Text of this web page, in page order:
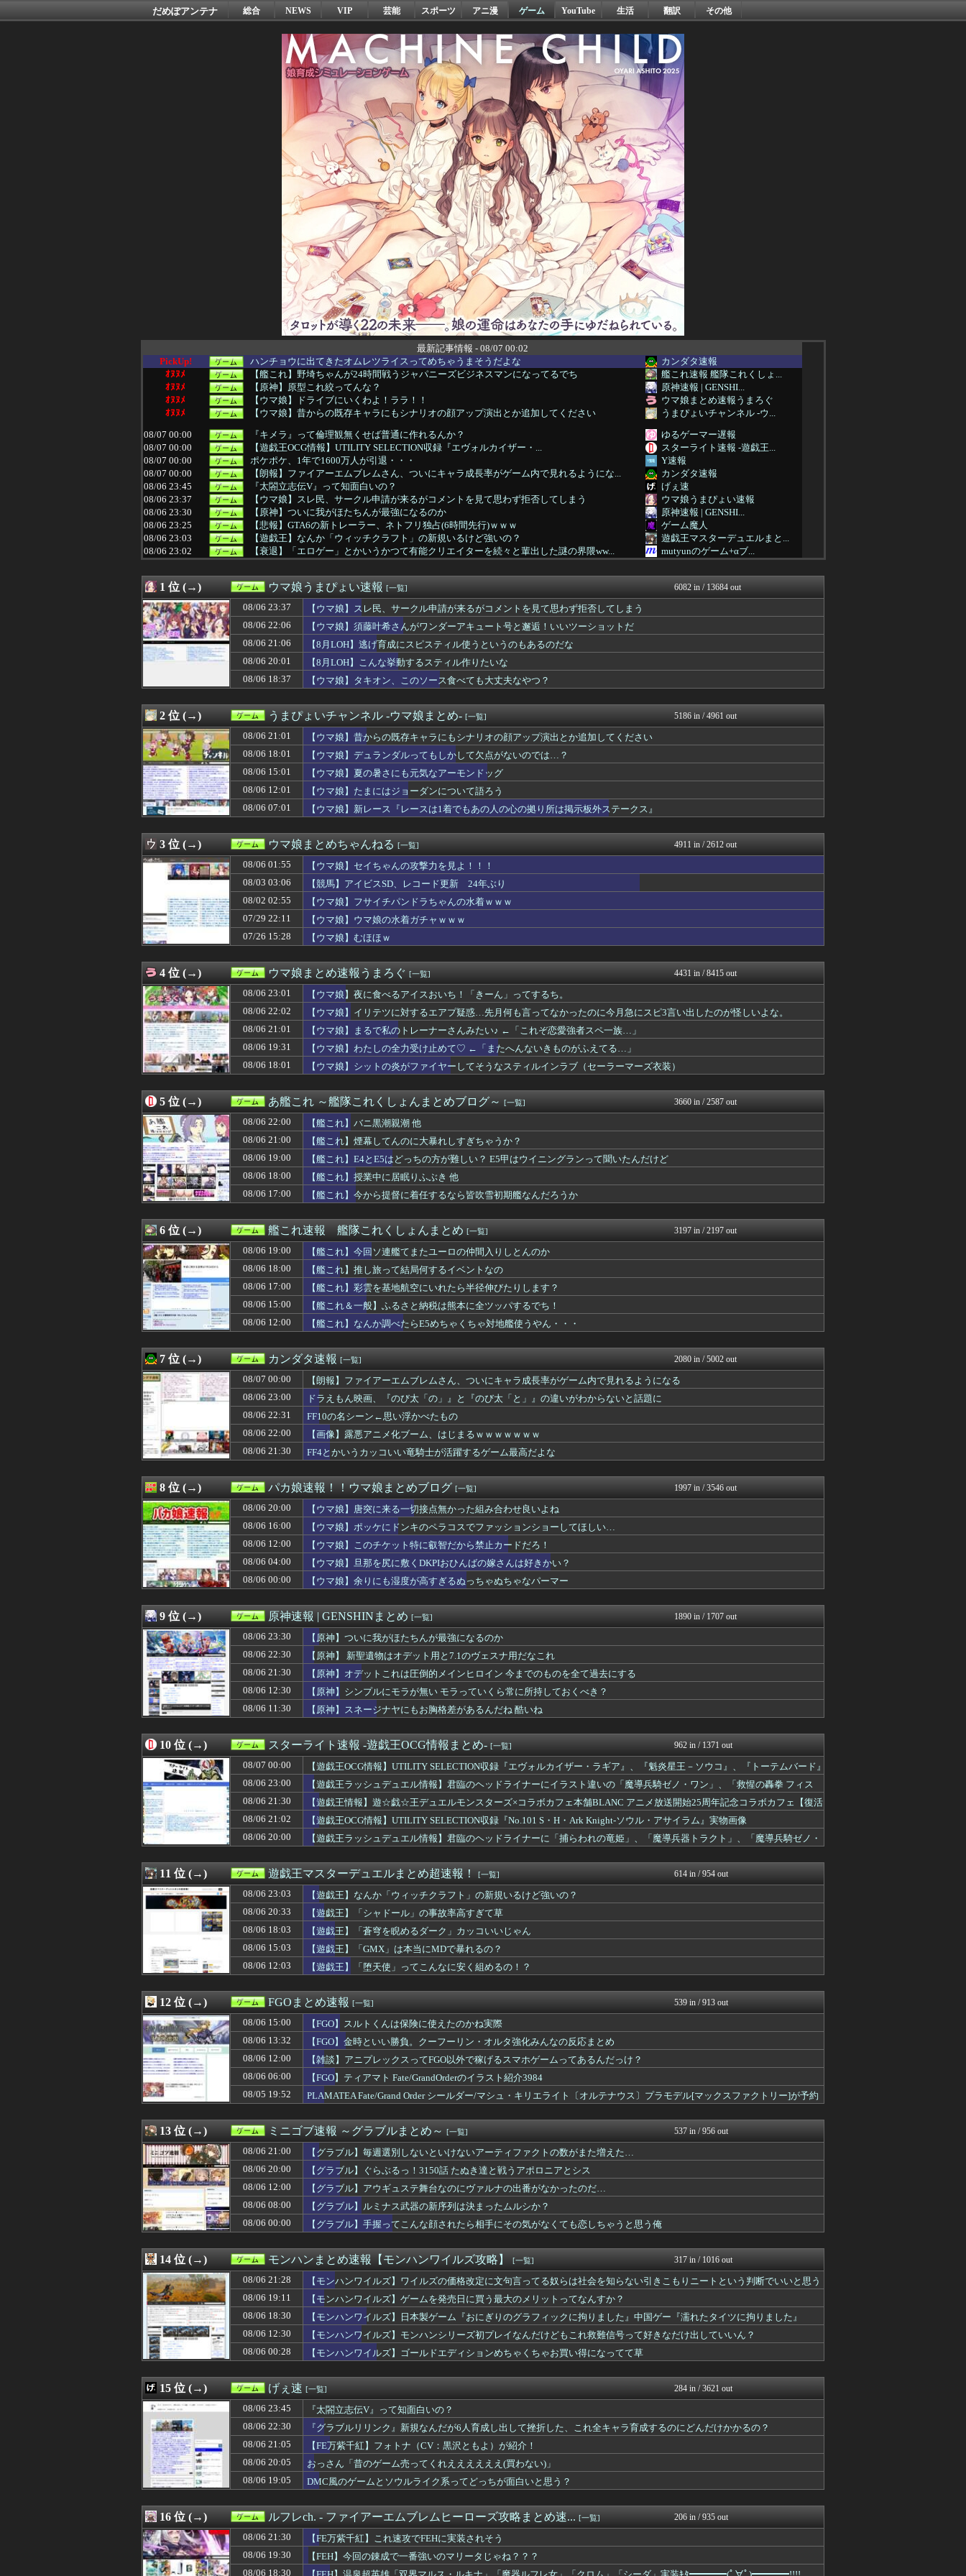
だめぽアンテナ 総合 NEWS VIP 芸能 スポーツ アニ漫 ゲーム YouTube 生活 翻訳 その他
最新記事情報 - 08/07 00:02
PickUp!
ハンチョウに出てきたオムレツライスってめちゃうまそうだよな
カンダタ速報
ｵﾇﾇﾒ
【艦これ】野埼ちゃんが24時間戦うジャパニーズビジネスマンになってるでち
艦これ速報 艦隊これくしょ...
ｵﾇﾇﾒ
【原神】原型これ絞ってんな？
原神速報 | GENSHI...
ｵﾇﾇﾒ
【ウマ娘】ドライブにいくわよ！ララ！！
ウマ娘まとめ速報うまろぐ
ｵﾇﾇﾒ
【ウマ娘】昔からの既存キャラにもシナリオの顔アップ演出とか追加してください
うまぴょいチャンネル -ウ...
08/07 00:00
『キメラ』って倫理観無くせば普通に作れるんか？
ゆるゲーマー遅報
08/07 00:00
【遊戯王OCG情報】UTILITY SELECTION収録『エヴォルカイザー・...
スターライト速報 -遊戯王...
08/07 00:00
ポケポケ、1年で1600万人が引退・・・
Y速報
08/07 00:00
【朗報】ファイアーエムブレムさん、ついにキャラ成長率がゲーム内で見れるようにな...
カンダタ速報
08/06 23:45
『太閤立志伝V』って知面白いの？
げぇ速
08/06 23:37
【ウマ娘】スレ民、サークル申請が来るがコメントを見て思わず拒否してしまう
ウマ娘うまぴょい速報
08/06 23:30
【原神】ついに我がほたちんが最強になるのか
原神速報 | GENSHI...
08/06 23:25
【悲報】GTA6の新トレーラー、ネトフリ独占(6時間先行)ｗｗｗ
ゲーム魔人
08/06 23:03
【遊戯王】なんか「ウィッチクラフト」の新規いるけど強いの？
遊戯王マスターデュエルまと...
08/06 23:02
【衰退】「エロゲー」とかいうかつて有能クリエイターを続々と輩出した謎の界隈ww...
mutyunのゲーム+αブ...
08/06 23:00
『古き良きRPG』にありがちな事
ゆるゲーマー遅報
08/06 23:00
【城プロ】(夏江戸を見ながら)
城プロRE速報 -城プロR...
08/06 23:00
グリーンのラッタ死亡説が本当にそうなのかで揉める話題になってるのを知って驚いて...
08/06 23:00
【画像】同級生「迷彩服って効果ないだろ」 それではこちらをごらんください
Y速報
08/06 23:00
【遊戯王ラッシュデュエル情報】君臨のヘッドライナーにイラスト違いの「魔導兵騎ゼ...
08/06 23:00
ドラえもん映画、『のび太「の」』と『のび太「と」』の違いがわからないと話題に
08/06 22:31
FF10の名シーン←思い浮かべたもの
カンダタ速報
『グラブルリリンク』新規なんだが6人育成し出して挫折した、これ全キャラ育成する...
げぇ速
【原神】 新聖遺物はオデット用と7.1のヴェスナ用だなこれ
08/06 22:08
【ウマ娘】あれ？トレーナーを襲わないウマ娘が一人もいなくない？
ウマ娘まとめ超速報！
08/06 22:07
【スト6】竹内ジョン選手「どう考えても調整の時期がおかしい。大会の真っただ中に...
チゲ速
08/06 22:06
【ウマ娘】須藤叶希さんがワンダーアキュート号と邂逅！いいツーショットだ
08/06 22:02
【ウマ娘】イリテツに対するエアプ疑惑…先月何も言ってなかったのに今月急にスピ3...
ウマ娘まとめ速報うまろぐ
08/06 22:02
抽選に当たったのでSwitch 2買ったけど一切使ってない。ワイだけ？
08/06 22:00
【艦これ】バニ黒潮親潮 他
08/06 22:00
『スマートウォッチ』って言うほど必要か？
ゆるゲーマー遅報
08/06 22:00
ファイアーエムブレム 万紫千紅さん、白人の美少女を出してしまうwww
Y速報
08/06 22:00
『ドラゴンボール』最近気付いたけどベジータ一家全員野菜の名前なんだな…
08/06 21:45
エアギアって再アニメ化したら良さそうじゃない？ ちゃんとエロさとか大暮のセンス...
ゲーム魔人
08/06 21:30
【FE万紫千紅】これ速攻でFEHに実装されそう
ルフレch. - ファイア...
08/06 21:30
【遊戯王情報】遊☆戯☆王デュエルモンスターズ×コラボカフェ本舗BLANC アニ...
08/06 21:30
【原神】オデットこれは圧倒的メインヒロイン 今までのものを全て過去にする
原神速報 | GENSHI...
FF4とかいうカッコいい竜騎士が活躍するゲーム最高だよな
08/06 21:28
【モンハンワイルズ】ワイルズの価格改定に文句言ってる奴らは社会を知らない引きこ...
08/06 21:06
【8月LOH】逃げ育成にスピスティル使うというのもあるのだな
ウマ娘うまぴょい速報
08/06 21:05
【FE万紫千紅】フォトナ（CV：黒沢ともよ）が紹介！
げぇ速
08/06 21:03
【FF14】寝転がりながら麻雀ができる！Switch2版、携帯麻雀機として滅茶...
08/06 21:02
【遊戯王OCG情報】UTILITY SELECTION収録『No.101 S・...
スターライト速報 -遊戯王...
08/06 21:01
【ウマ娘】昔からの既存キャラにもシナリオの顔アップ演出とか追加してください
うまぴょいチャンネル -ウ...
08/06 21:01
【ウマ娘】まるで私のトレーナーさんみたい♪ ←「これぞ恋愛強者スペ一族…」
08/06 21:00
【東方】獣人キャラの耳どうなってるの問題
2ch東方スレ観測所
08/06 21:00
ライター「Switch2、499ドルでも安い800ドル超えるかも。PS5は直近...
Y速報
08/06 21:00
【グラブル】毎週選別しないといけないアーティファクトの数がまた増えた…
08/06 21:00
【艦これ】煙幕してんのに大暴れしすぎちゃうか？
08/06 21:00
ゲオ「物理メディアが廃止されれば、ゲームはただ消費されるものになってしまう」
ゆるゲーマー遅報
08/06 21:00
大学生のキモオタはなぜエナジードリンク飲んでるアピールするんや
カンダタ速報
08/06 20:33
【遊戯王】「シャドール」の事故率高すぎて草
遊戯王マスターデュエルまと...
08/06 20:32
ゲーフリ「Beast of Reincarnationは皆様からのご意見を真摯...
mutyunのゲーム+αブ...
08/06 20:31
ちいかわ、モモンガが死ぬとかいうアホな考察
08/06 20:25
フロム以外の高難易度ゲーはやる気が出ない（皆がやってるゲームじゃないと達成感が...
ゲーム魔人
08/06 20:05
おっさん「昔のゲーム売ってくれええええええ(買わない)」
げぇ速
08/06 20:02
多根「Switch2、499ドルでも安い800ドル超えるかも。PS5は直近での...
mutyunのゲーム+αブ...
08/06 20:01
『みんなのゴルフ WORLD』制作チームがロードマップ公開、無料の新規コース・...
08/06 20:01
【8月LOH】こんな挙動するスティル作りたいな
ウマ娘うまぴょい速報
08/06 20:00
【朗報】『冥王計画ゼオライマー』さん、たった2回のスパロボ参戦で大人気ロボ作品...
08/06 20:00
【ウマ娘】唐突に来る一切接点無かった組み合わせ良いよね
08/06 20:00
『真・女神転生』そういや何が女神で転生なのか全く気にしないでプレイしてた『真・...
けおけお速報
08/06 20:00
【遊戯王ラッシュデュエル情報】君臨のヘッドライナーに「捕らわれの竜姫」、「魔導...
08/06 20:00
古き良きロールプレイングゲームにありがちな事
カンダタ速報
08/06 19:35
【ポケモンSV】改めて思うけど突然変異かってくらいメインストーリーがめちゃくち...
アルセウス速報＠ポケモンま...
08/06 19:32
メディア「Switch2版『モンハンワイルズ』はDLSS込みで最大1440p動...
08/06 19:31
【ウマ娘】わたしの全力受け止めて♡ ←「またへんないきものがふえてる…」
08/06 19:30
FE万紫千紅、アマラン8位wwwwww
Y速報
08/06 19:30
【FEH】今回の錬成で一番強いのマリータじゃね？？？
08/06 19:08
【ウマ娘】ネオユニとゼファーは作者がキャラエミュできないせいで二次創作少ない
ウマ娘まとめ超速報！
08/06 19:05
DMC風のゲームとソウルライク系ってどっちが面白いと思う？
08/06 19:05
【遊戯王ラッシュデュエル情報】君臨のヘッドライナーに「サンダービート・クラッシ...
スターライト速報 -遊戯王...
08/06 19:02
【悲報】ゲーフリ渾身のビーカネさん、賛否両論に
mutyunのゲーム+αブ...
08/06 19:00
【艦これ】今回ソ連艦てまたユーロの仲間入りしとんのか
艦これ速報 艦隊これくしょ...
08/06 19:00
『Sa・Ga2 秘宝伝説』とかいう過大評価ゲーム
08/06 19:00
【艦これ】E4とE5はどっちの方が難しい？ E5甲はウイニングランって聞いたん...
08/06 18:47
【衝撃】ちいかわの説明をするもド下手くそな私と正論な友人がコチラ・・・・・
スマブラ屋さん | スマブ...
08/06 18:45
スクエニ、「令和8年熊本地震」への支援として、義援金3000万円の寄付を発表。...
08/06 18:37
【ウマ娘】タキオン、このソース食べても大丈夫なやつ？
ウマ娘うまぴょい速報
08/06 18:30
【ウマ娘】嫁さんという言葉が似合うウマ娘
08/06 18:30
【FEH】温泉超英雄「双界マルス・ルキナ」「魔器ルフレ女」「クロム」「シーダ」...
08/06 18:30
【モンハンワイルズ】日本製ゲーム『おにぎりのグラフィックに拘りました』中国ゲー...
08/06 18:28
【FF14】8月7日に「Switch2版でコンテンツ内でデータロードに時間を要...
馬鳥速報
08/06 18:05
【朗報】ファイアーエムブレム、ついにキャラ成長率がゲーム内で見れるようになる
08/06 18:03
【遊戯王】「蒼穹を睨めるダーク」カッコいいじゃん
08/06 18:01
【ウマ娘】デュランダルってもしかして欠点がないのでは…？
うまぴょいチャンネル -ウ...
08/06 18:01
サイコロジカル・サバイバルホラー『ザ・ナイン・チャーネル ー第九納骨室ー』PS...
PlaySphere | ...
08/06 18:00
『みんなのGOLF WORLD』、改善に向けてアプデ計画公表
ゆるゲーマー遅報
08/06 18:00
賛否両論の『みんなのGOLF WORLD』、改善に向けてアプデ計画公表
Y速報
08/06 18:00
【艦これ】授業中に居眠りふぶき 他
08/06 18:00
【艦これ】推し旅って結局何するイベントなの
08/06 18:00
東方文化帖
2ch東方スレ観測所
08/06 17:17
【FF14】朗報！暗転演出で難しいと言われていたSwitch2版のWoL討滅戦...
08/06 17:11
【遊戯王OCG情報】UTILITY SELECTION収録『海晶乙女コーラルア...
08/06 17:05
【ウマ娘】LA公演ツアー、キャンセルが出たので２次募集開始！サンタアニタパーク...
ウマ娘うまぴょい速報
08/06 17:05
『メガガブリアス』って何が強いんや・・・？
げぇ速
08/06 17:00
【艦これ】彩雲を基地航空にいれたら半径伸びたりします？
艦これ速報 艦隊これくしょ...
08/06 16:47
【速報】堂本光一さん、左目のコンタクトが曇ってしまったため急遽ステージ上で洗う...
スマブラ屋さん | スマブ...
08/06 16:45
【画像】ポリコレ卒業のカプコン、スト6に可愛すぎるフィリピン人キャラ実装！
ゲーム魔人
08/06 16:31
【ウマ娘】ルラち、新人が来た時にやることは先ずパンレスだ。
ウマ娘まとめ速報うまろぐ
08/06 16:30
60年代のクラシックマシンで山道を駆け上がるヒルクライムレース『Classic...
PlaySphere | ...
08/06 16:30
モンハンワイルズSwitch2版、40fpsと判明
Y速報
08/06 16:08
【ウマ娘】新しい家族が生えてくる可能性は全然あるからな
ウマ娘まとめ超速報！
08/06 16:05
『ケムコ』とかいうRPG大量生産してる謎のメーカー
げぇ速
08/06 16:00
【悲報】『週刊少年ジャンプ』、最大発行部数653万部から急降下でついに100万...
ゆるゲーマー遅報
08/06 16:00
『ほの暮しの庭』買おうか迷ってるけどボリュームはどんなもんなんだろう？
けおけお速報
08/06 15:03
【遊戯王】「GMX」は本当にMDで暴れるの？
遊戯王マスターデュエルまと...
08/06 15:01
ダンジョン探索×店舗経営のローグライクアクションRPG続編『Moonlight...
08/06 15:01
【ウマ娘】夏の暑さにも元気なアーモンドッグ
【ウマ娘】海外トレによるライトハローさんとの最高の夜
ウマ娘まとめ速報うまろぐ
【艦これ＆一般】ふるさと納税は熊本に全ツッパするでち！
08/06 15:00
マジック・ザ・ギャザリングが日本で流行らなかった理由ってなんなの？
08/06 15:00
【FF14】新髪型「ブレイドバン」のエレゼン女性が美しすぎると話題に
08/06 15:00
【東方】怨霊にナメられてるこいしちゃん可愛いよね
2ch東方スレ観測所
08/06 14:30
【ウマ娘】ヴェルサイユリゾートファームにローズキングダムのパネルが到着
ウマ娘うまぴょい速報
08/06 14:25
【画像】ホロライブ新作ソシャゲ、またえちえち水着ガチャｗｗ
ゲーム魔人
08/06 14:00
すごいねアーティチョーク。食うところが全然ねえ…！
08/06 13:43
【まどマギ】ほむリリィも顔の上半分無かったけど、これって何かの伏線だったりする...
08/06 13:32
【FGO】金時といい勝負。クーフーリン・オルタ強化みんなの反応まとめ
FGOまとめ速報
08/06 13:31
【ウマ娘】なんとかなれーーーッ(極道入稿)
ウマ娘まとめ速報うまろぐ
08/06 13:30
究極の8bit新作シューティングゲーム 『超翼戦騎エスティーク』8/6本日リリ...
08/06 13:30
サンドパンとかいう可愛さとかっこよさを兼ね備えたやつ
アルセウス速報＠ポケモンま...
08/06 12:47
卒制で作った旧帝国ホテルですが、投稿後すぐ帝国ホテルから連絡があり・・・・・
スマブラ屋さん | スマブ...
08/06 12:30
【FE万紫千紅】今のところこのリシテアみたいなデカパイ籠手使いが一番見た目好み
ルフレch. - ファイア...
08/06 12:30
【モンハンワイルズ】モンハンシリーズ初プレイなんだけどもこれ救難信号って好きな...
モンハンまとめ速報【モンハ...
08/06 12:25
【画像】露悪アニメ化ブーム、はじまるｗｗｗ
08/06 12:19
【FF14怪談話】道中の懲罰房にいたミコッテやララフェル女性たちをヒカセンが助...
08/06 12:08
【ウマ娘】ハフバは本当にタクトちゃん来るの？
ウマ娘まとめ超速報！
08/06 12:05
【ウマ娘】田舎娘ウマ娘だべ…
ウマ娘うまぴょい速報
08/06 12:03
【遊戯王】「堕天使」ってこんなに安く組めるの！？
08/06 12:02
【遊戯王OCG】スピードロイドのサーキュラーを早く日本にください
スターライト速報 -遊戯王...
08/06 12:01
【ウマ娘】たまにはジョーダンについて語ろう
うまぴょいチャンネル -ウ...
08/06 12:01
DualSenseワイヤレスコントローラー「アイコン ブルー スペシャルエディ...
PlaySphere | ...
08/06 12:00
【艦これ】なんか調べたらE5めちゃくちゃ対地艦使うやん・・・
艦これ速報 艦隊これくしょ...
08/06 12:00
【まどドラ】たまになんでこいつ混じってんの？ってコラボあるよね
まどドラまとめ速報 魔法少...
08/06 12:00
【グラブル】アウギュステ舞台なのにヴァルナの出番がなかったのだ…
ミニゴブ速報 ～グラブルま...
08/06 12:00
【雑談】アニプレックスってFGO以外で稼げるスマホゲームってあるんだっけ？
08/06 12:00
【ウマ娘】このチケット特に叡智だから禁止カードだろ！
パカ娘速報！！ウマ娘まとめ...
08/06 12:00
【東方】(また咲夜が男の子連れ込んでる…🦇)
2ch東方スレ観測所
08/06 12:00
『ダークソウル』グウィンが発売当時のプレイヤーにとってバカみたいに強いボスだっ...
けおけお速報
08/06 11:47
イギリス人に説明してもらった現在完了形と過去形の違い、過去一で分かりやすいｗｗ...
08/06 11:30
【原神】スネージナヤにもお胸格差があるんだね 酷いね
原神速報 | GENSHI...
08/06 10:47
【衝撃】AIによるレストラン予約「オートリザーブ」、やっぱダメそう・・・・・ スマブラ屋さん | スマブ...
1 位 (→) ウマ娘うまぴょい速報 [一覧] 6082 in / 13684 out
08/06 23:37
【ウマ娘】スレ民、サークル申請が来るがコメントを見て思わず拒否してしまう
08/06 22:06
【ウマ娘】須藤叶希さんがワンダーアキュート号と邂逅！いいツーショットだ
08/06 21:06
【8月LOH】逃げ育成にスピスティル使うというのもあるのだな
08/06 20:01
【8月LOH】こんな挙動するスティル作りたいな
08/06 18:37
【ウマ娘】タキオン、このソース食べても大丈夫なやつ？
2 位 (→) うまぴょいチャンネル -ウマ娘まとめ- [一覧] 5186 in / 4961 out
08/06 21:01
【ウマ娘】昔からの既存キャラにもシナリオの顔アップ演出とか追加してください
08/06 18:01
【ウマ娘】デュランダルってもしかして欠点がないのでは…？
08/06 15:01
【ウマ娘】夏の暑さにも元気なアーモンドッグ
08/06 12:01
【ウマ娘】たまにはジョーダンについて語ろう
08/06 07:01
【ウマ娘】新レース『レースは1着でもあの人の心の拠り所は掲示板外ステークス』
3 位 (→) ウマ娘まとめちゃんねる [一覧] 4911 in / 2612 out
08/06 01:55
【ウマ娘】セイちゃんの攻撃力を見よ！！！
08/03 03:06
【競馬】アイビスSD、レコード更新 24年ぶり
08/02 02:55
【ウマ娘】フサイチパンドラちゃんの水着ｗｗｗ
07/29 22:11
【ウマ娘】ウマ娘の水着ガチャｗｗｗ
07/26 15:28
【ウマ娘】むほほｗ
4 位 (→) ウマ娘まとめ速報うまろぐ [一覧] 4431 in / 8415 out
08/06 23:01
【ウマ娘】夜に食べるアイスおいち！「きーん」ってするち。
08/06 22:02
【ウマ娘】イリテツに対するエアプ疑惑…先月何も言ってなかったのに今月急にスピ3言い出したのが怪しいよな。
08/06 21:01
【ウマ娘】まるで私のトレーナーさんみたい♪ ←「これぞ恋愛強者スペ一族…」
08/06 19:31
【ウマ娘】わたしの全力受け止めて♡ ←「またへんないきものがふえてる…」
08/06 18:01
【ウマ娘】シットの炎がファイヤーしてそうなスティルインラブ（セーラーマーズ衣装）
5 位 (→) あ艦これ ～艦隊これくしょんまとめブログ～ [一覧] 3660 in / 2587 out
08/06 22:00
【艦これ】バニ黒潮親潮 他
08/06 21:00
【艦これ】煙幕してんのに大暴れしすぎちゃうか？
08/06 19:00
【艦これ】E4とE5はどっちの方が難しい？ E5甲はウイニングランって聞いたんだけど
08/06 18:00
【艦これ】授業中に居眠りふぶき 他
08/06 17:00
【艦これ】今から提督に着任するなら皆吹雪初期艦なんだろうか
6 位 (→) 艦これ速報 艦隊これくしょんまとめ [一覧] 3197 in / 2197 out
08/06 19:00
【艦これ】今回ソ連艦てまたユーロの仲間入りしとんのか
08/06 18:00
【艦これ】推し旅って結局何するイベントなの
08/06 17:00
【艦これ】彩雲を基地航空にいれたら半径伸びたりします？
08/06 15:00
【艦これ＆一般】ふるさと納税は熊本に全ツッパするでち！
08/06 12:00
【艦これ】なんか調べたらE5めちゃくちゃ対地艦使うやん・・・
7 位 (→) カンダタ速報 [一覧] 2080 in / 5002 out
08/07 00:00
【朗報】ファイアーエムブレムさん、ついにキャラ成長率がゲーム内で見れるようになる
08/06 23:00
ドラえもん映画、『のび太「の」』と『のび太「と」』の違いがわからないと話題に
08/06 22:31
FF10の名シーン←思い浮かべたもの
08/06 22:00
【画像】露悪アニメ化ブーム、はじまるｗｗｗｗｗｗｗ
08/06 21:30
FF4とかいうカッコいい竜騎士が活躍するゲーム最高だよな
8 位 (→) パカ娘速報！！ウマ娘まとめブログ [一覧] 1997 in / 3546 out
08/06 20:00
【ウマ娘】唐突に来る一切接点無かった組み合わせ良いよね
08/06 16:00
【ウマ娘】ポッケにドンキのペラコスでファッションショーしてほしい…
08/06 12:00
【ウマ娘】このチケット特に叡智だから禁止カードだろ！
08/06 04:00
【ウマ娘】旦那を尻に敷くDKPIおひんばの嫁さんは好きかい？
08/06 00:00
【ウマ娘】余りにも湿度が高すぎるぬっちゃぬちゃなパーマー
9 位 (→) 原神速報 | GENSHINまとめ [一覧] 1890 in / 1707 out
08/06 23:30
【原神】ついに我がほたちんが最強になるのか
08/06 22:30
【原神】 新聖遺物はオデット用と7.1のヴェスナ用だなこれ
08/06 21:30
【原神】オデットこれは圧倒的メインヒロイン 今までのものを全て過去にする
08/06 12:30
【原神】シンプルにモラが無い モラっていくら常に所持しておくべき？
08/06 11:30
【原神】スネージナヤにもお胸格差があるんだね 酷いね
10 位 (→) スターライト速報 -遊戯王OCG情報まとめ- [一覧] 962 in / 1371 out
08/07 00:00
【遊戯王OCG情報】UTILITY SELECTION収録『エヴォルカイザー・ラギア』、『魁炎星王－ソウコ』、『トーテムバード』
実物画像
08/06 23:00
【遊戯王ラッシュデュエル情報】君臨のヘッドライナーにイラスト違いの「魔導兵騎ゼノ・ワン」、「救惺の轟拳 フィス
ト」が収録決定！
08/06 21:30
【遊戯王情報】遊☆戯☆王デュエルモンスターズ×コラボカフェ本舗BLANC アニメ放送開始25周年記念コラボカフェ【復活
編】開催決定！
08/06 21:02
【遊戯王OCG情報】UTILITY SELECTION収録『No.101 S・H・Ark Knight-ソウル・アサイラム』実物画像
08/06 20:00
【遊戯王ラッシュデュエル情報】君臨のヘッドライナーに「捕らわれの竜姫」、「魔導兵器トラクト」、「魔導兵騎ゼノ・
11 位 (→) 遊戯王マスターデュエルまとめ超速報！ [一覧] 614 in / 954 out
08/06 23:03
【遊戯王】なんか「ウィッチクラフト」の新規いるけど強いの？
08/06 20:33
【遊戯王】「シャドール」の事故率高すぎて草
08/06 18:03
【遊戯王】「蒼穹を睨めるダーク」カッコいいじゃん
08/06 15:03
【遊戯王】「GMX」は本当にMDで暴れるの？
08/06 12:03
【遊戯王】「堕天使」ってこんなに安く組めるの！？
12 位 (→) FGOまとめ速報 [一覧] 539 in / 913 out
08/06 15:00
【FGO】スルトくんは保険に使えたのかね実際
08/06 13:32
【FGO】金時といい勝負。クーフーリン・オルタ強化みんなの反応まとめ
08/06 12:00
【雑談】アニプレックスってFGO以外で稼げるスマホゲームってあるんだっけ？
08/06 06:00
【FGO】ティアマト Fate/GrandOrderのイラスト紹介3984
08/05 19:52
PLAMATEA Fate/Grand Order シールダー/マシュ・キリエライト〔オルテナウス〕プラモデル[マックスファクトリー]が予約
13 位 (→) ミニゴブ速報 ～グラブルまとめ～ [一覧] 537 in / 956 out
08/06 21:00
【グラブル】毎週選別しないといけないアーティファクトの数がまた増えた…
08/06 20:00
【グラブル】ぐらぶるっ！3150話 たぬき達と戦うアポロニアとシス
08/06 12:00
【グラブル】アウギュステ舞台なのにヴァルナの出番がなかったのだ…
08/06 08:00
【グラブル】ルミナス武器の新序列は決まったムルシか？
08/06 00:00
【グラブル】手握ってこんな顔されたら相手にその気がなくても恋しちゃうと思う俺
14 位 (→) モンハンまとめ速報【モンハンワイルズ攻略】 [一覧] 317 in / 1016 out
08/06 21:28
【モンハンワイルズ】ワイルズの価格改定に文句言ってる奴らは社会を知らない引きこもりニートという判断でいいと思う
08/06 19:11
【モンハンワイルズ】ゲームを発売日に買う最大のメリットってなんすか？
08/06 18:30
【モンハンワイルズ】日本製ゲーム『おにぎりのグラフィックに拘りました』中国ゲー『濡れたタイツに拘りました』
08/06 12:30
【モンハンワイルズ】モンハンシリーズ初プレイなんだけどもこれ救難信号って好きなだけ出していいん？
08/06 00:28
【モンハンワイルズ】ゴールドエディションめちゃくちゃお買い得になってて草
15 位 (→) げぇ速 [一覧] 284 in / 3621 out
08/06 23:45
『太閤立志伝V』って知面白いの？
08/06 22:30
『グラブルリリンク』新規なんだが6人育成し出して挫折した、これ全キャラ育成するのにどんだけかかるの？
08/06 21:05
【FE万紫千紅】フォトナ（CV：黒沢ともよ）が紹介！
08/06 20:05
おっさん「昔のゲーム売ってくれええええええ(買わない)」
08/06 19:05
DMC風のゲームとソウルライク系ってどっちが面白いと思う？
16 位 (→) ルフレch. - ファイアーエムブレムヒーローズ攻略まとめ速... [一覧] 206 in / 935 out
08/06 21:30
【FE万紫千紅】これ速攻でFEHに実装されそう
08/06 19:30
【FEH】今回の錬成で一番強いのマリータじゃね？？？
08/06 18:30